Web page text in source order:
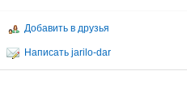
Добавить в друзья
Написать jarilo-dar